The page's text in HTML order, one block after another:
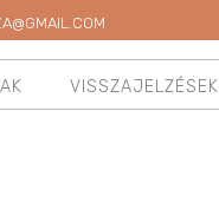
VISSZAJELZÉSEK